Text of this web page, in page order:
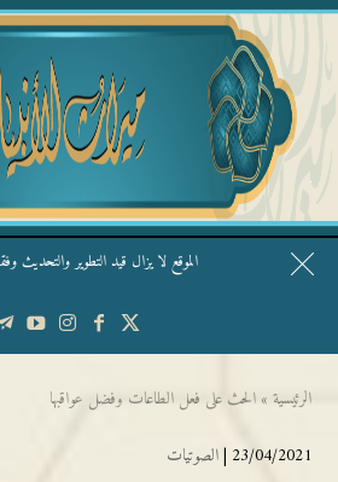
الموقع لا يزال قيد التطوير والتحديث
قال الشيخ ربيع وفقه الله: نحن ليس
الرئيسية » الحث على فعل الطاعات وفضل عواقبها
23/04/2021 | الصوتيات